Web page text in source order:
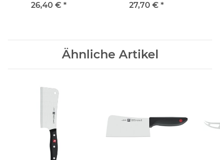
26,40 € *
27,70 € *
Ähnliche Artikel